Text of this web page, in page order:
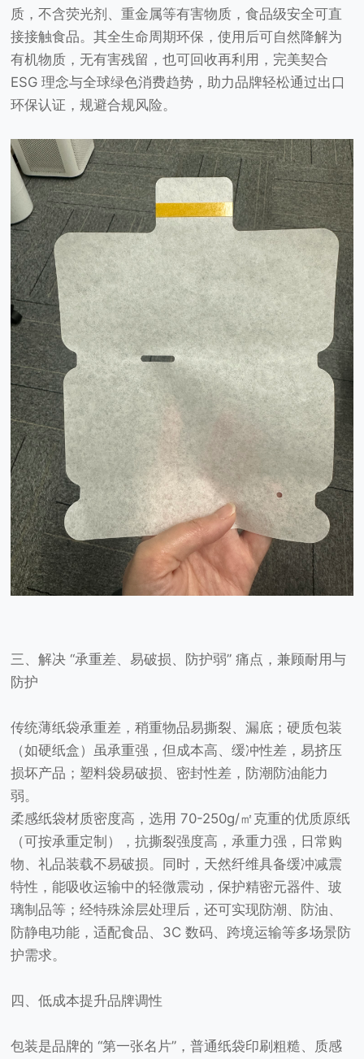
质，不含荧光剂、重金属等有害物质，食品级安全可直
接接触食品。其全生命周期环保，使用后可自然降解为
有机物质，无有害残留，也可回收再利用，完美契合
ESG 理念与全球绿色消费趋势，助力品牌轻松通过出口
环保认证，规避合规风险。
三、解决 “承重差、易破损、防护弱” 痛点，兼顾耐用与
防护
传统薄纸袋承重差，稍重物品易撕裂、漏底；硬质包装
（如硬纸盒）虽承重强，但成本高、缓冲性差，易挤压
损坏产品；塑料袋易破损、密封性差，防潮防油能力
弱。
柔感纸袋材质密度高，选用 70-250g/㎡克重的优质原纸
（可按承重定制），抗撕裂强度高，承重力强，日常购
物、礼品装载不易破损。同时，天然纤维具备缓冲减震
特性，能吸收运输中的轻微震动，保护精密元器件、玻
璃制品等；经特殊涂层处理后，还可实现防潮、防油、
防静电功能，适配食品、3C 数码、跨境运输等多场景防
护需求。
四、低成本提升品牌调性
包装是品牌的 “第一张名片”，普通纸袋印刷粗糙、质感